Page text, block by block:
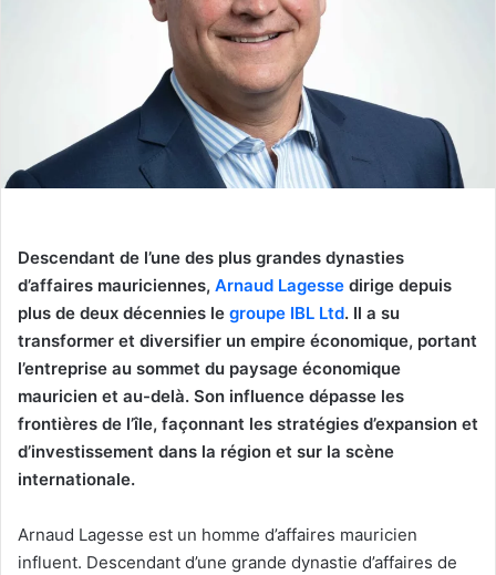
Descendant de l’une des plus grandes dynasties
d’affaires mauriciennes, Arnaud Lagesse dirige depuis
plus de deux décennies le groupe IBL Ltd. Il a su
transformer et diversifier un empire économique, portant
l’entreprise au sommet du paysage économique
mauricien et au-delà. Son influence dépasse les
frontières de l’île, façonnant les stratégies d’expansion et
d’investissement dans la région et sur la scène
internationale.
Arnaud Lagesse est un homme d’affaires mauricien
influent. Descendant d’une grande dynastie d’affaires de